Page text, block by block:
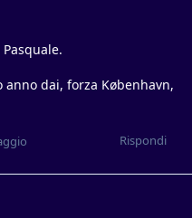
dai, forza København,
Rispondi